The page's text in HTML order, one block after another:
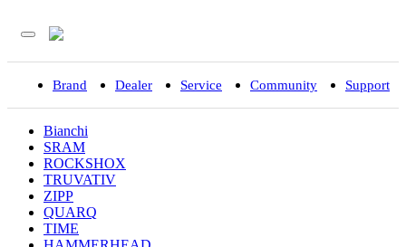
Brand Dealer Service Community Support
Bianchi
SRAM
ROCKSHOX
TRUVATIV
ZIPP
QUARQ
TIME